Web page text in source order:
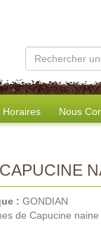
Horaires Nous
CAPUCINE
: GONDIAN
de Capucine naine